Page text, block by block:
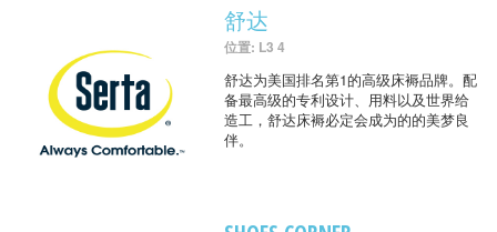
舒达
位置: L3 4
舒达为美国排名第1的高级床褥品牌。配
备最高级的专利设计、用料以及世界给
造工，舒达床褥必定会成为的的美梦良
伴。